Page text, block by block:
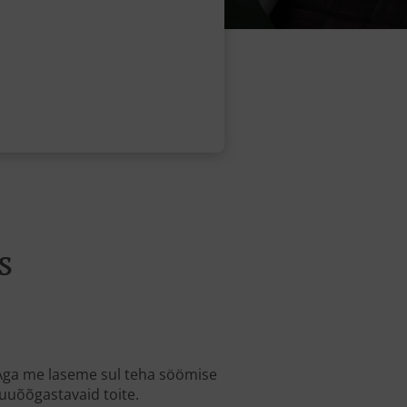
me laseme sul teha söömise
toite.